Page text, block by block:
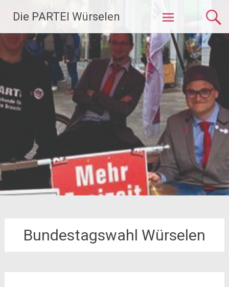
Inhalt
springen
Die PARTEI Würselen
Bundestagswahl Würselen